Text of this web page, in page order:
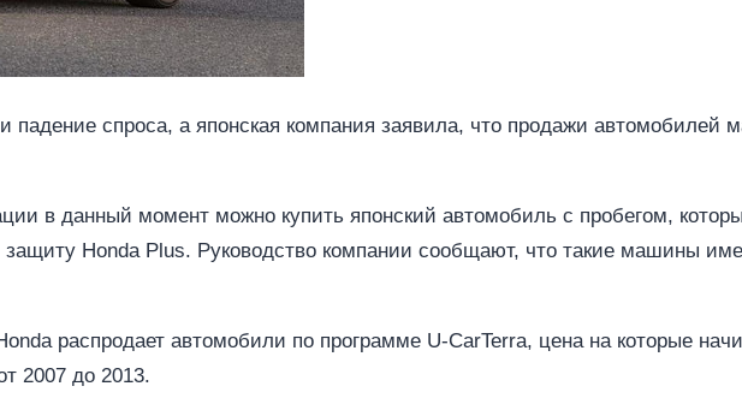
спроса, а японская компания заявила, что продажи автомобилей
в данный момент можно купить японский автомобиль с пробегом,
Honda Plus. Руководство компании сообщают, что такие машины
распродает автомобили по программе U-CarTerra, цена на которые
2007 до 2013.